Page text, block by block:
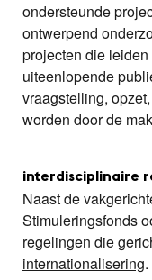
ondersteunde
ontwerpend
projecten die
uiteenlopende
vraagstelling,
worden door de
interdisciplinaire
Naast de
Stimuleringsfonds
regelingen die
internationalisering